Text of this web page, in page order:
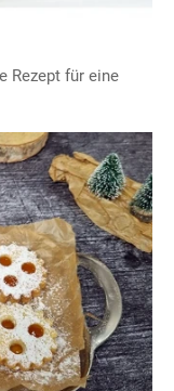
Rezept für eine